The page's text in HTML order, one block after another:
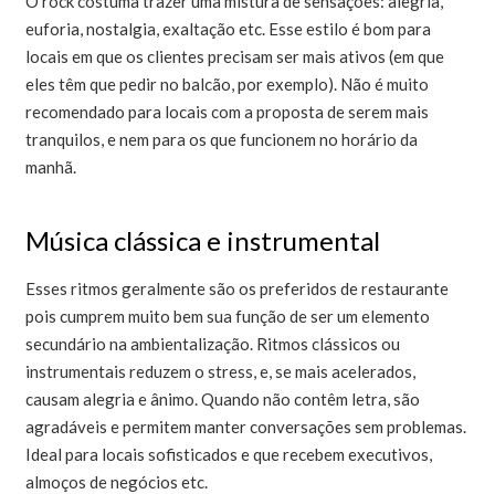
euforia, nostalgia, exaltação etc. Esse estilo é bom para
locais em que os clientes precisam ser mais ativos (em que
eles têm que pedir no balcão, por exemplo). Não é muito
recomendado para locais com a proposta de serem mais
tranquilos, e nem para os que funcionem no horário da
manhã.
Música clássica e instrumental
Esses ritmos geralmente são os preferidos de restaurante
pois cumprem muito bem sua função de ser um elemento
secundário na ambientalização. Ritmos clássicos ou
instrumentais reduzem o stress, e, se mais acelerados,
causam alegria e ânimo. Quando não contêm letra, são
agradáveis e permitem manter conversações sem problemas.
Ideal para locais sofisticados e que recebem executivos,
almoços de negócios etc.